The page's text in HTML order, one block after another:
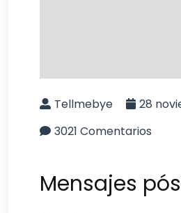
Tellmebye
28
3021 Comentarios
Mensajes